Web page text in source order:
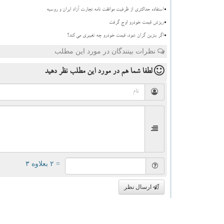
استفاده حداکثری از ظرفیت موافقت نامه تجارت آزاد ایران و روسیه
ریزش قیمت خودرو اوج گرفت
اگر بنزین گران شود، قیمت خودرو چه تغییری می کند؟
نظرات بینندگان در مورد این مطلب
لطفا شما همدر مورد این مطلب نظر دهید
= ۲ بعلاوه ۳
ارسال نظر